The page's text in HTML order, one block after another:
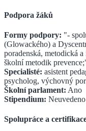
Podpora žáků
Formy podpory: "-
(Glowackého) a
poradenská, metodická
školní metodik
Specialisté: asistent
psycholog, výchovný
Školní parlament: Ano
Stipendium: Neuvedeno
Spolupráce a